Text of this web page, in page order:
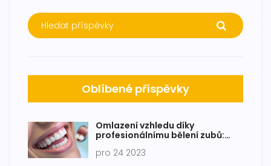
Oblíbené příspěvky
Omlazení vzhledu díky
profesionálnímu bělení zubů:
pro 24 2023